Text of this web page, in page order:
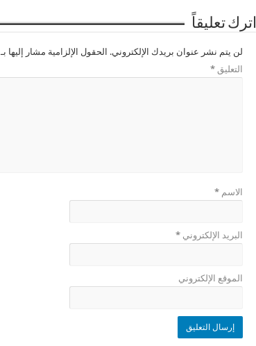
اترك تعليقاً
لن يتم نشر عنوان بريدك الإلكتروني. الحقول الإلزامية مشار إليها بـ
التعليق *
الاسم *
البريد الإلكتروني *
الموقع الإلكتروني